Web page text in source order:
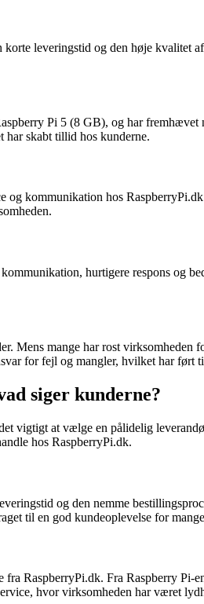
leveringstid og den høje
Pi 5 (8 GB), og har
har skabt tillid hos kunderne.
kommunikation hos
hurtigere respons og
Mens mange har rost
for fejl og mangler, hvilket har ført
siger kunderne?
vigtigt at vælge en pålidelig
hos RaspberryPi.dk.
og den nemme
til en god kundeoplevelse for
RaspberryPi.dk. Fra Raspberry
hvor virksomheden har været